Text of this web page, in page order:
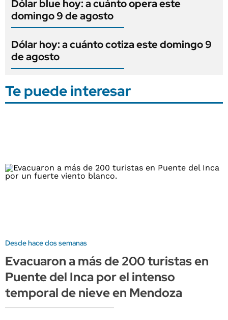
Dólar blue hoy: a cuánto opera este
domingo 9 de agosto
Dólar hoy: a cuánto cotiza este domingo 9
de agosto
Te puede interesar
Desde hace dos semanas
Evacuaron a más de 200 turistas en
Puente del Inca por el intenso
temporal de nieve en Mendoza